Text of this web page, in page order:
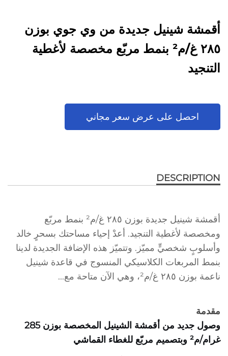
أقمشة شينيل جديدة من وي جوي بوزن
٢٨٥ غ/م² بنمط مربّع مخصصة لأغطية
التنجيد
احصل على عرض سعر مجاني
DESCRIPTION
أقمشة شينيل جديدة بوزن ٢٨٥ غ/م² بنمط مربّع
ومخصصة لأغطية التنجيد. أعدْ إحياء مساحتك بسحرٍ خالد
وأسلوبٍ شخصيٍّ مميّز. وتتميّز هذه الإضافة الجديدة لدينا
بنمط المربعات الكلاسيكي المنسوج في قاعدة شينيل
ناعمة بوزن ٢٨٥ غ/م²، وهي الآن متاحة مع...
مقدمة
وصول جديد من أقمشة الشينيل المخصصة بوزن 285
غرام/م² وبتصميم مربّع للغطاء القماشي